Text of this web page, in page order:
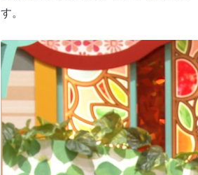
す。